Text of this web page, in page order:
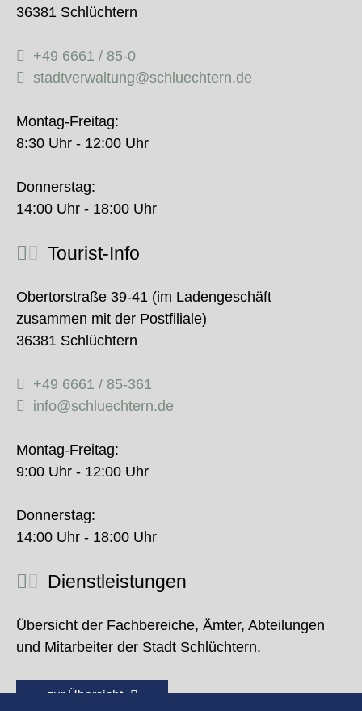
36381 Schlüchtern
+49 6661 / 85-0
stadtverwaltung@schluechtern.de
Montag-Freitag:
8:30 Uhr - 12:00 Uhr
Donnerstag:
14:00 Uhr - 18:00 Uhr
Tourist-Info
Obertorstraße 39-41 (im Ladengeschäft
zusammen mit der Postfiliale)
36381 Schlüchtern
+49 6661 / 85-361
info@schluechtern.de
Montag-Freitag:
9:00 Uhr - 12:00 Uhr
Donnerstag:
14:00 Uhr - 18:00 Uhr
Dienstleistungen
Übersicht der Fachbereiche, Ämter, Abteilungen
und Mitarbeiter der Stadt Schlüchtern.
zur Übersicht